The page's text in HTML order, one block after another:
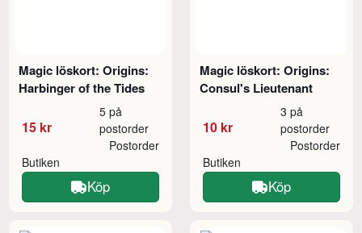
Magic löskort: Origins:
Harbinger of the Tides
15 kr
5 på
postorder
Butiken
Postorder
Köp
Magic löskort: Origins:
Consul's Lieutenant
10 kr
3 på
postorder
Butiken
Postorder
Köp